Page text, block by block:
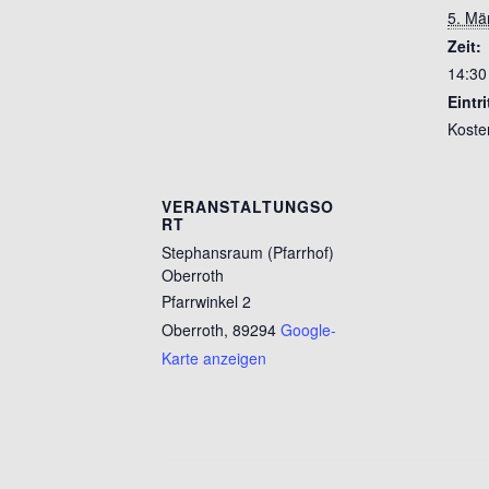
5.
Zeit:
VERANSTALTUNGSO
RT
Stephansraum (Pfarrhof)
Oberroth
Pfarrwinkel 2
Oberroth, 89294 Google-
Karte anzeigen